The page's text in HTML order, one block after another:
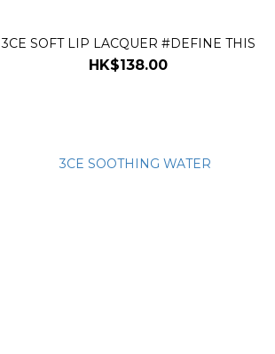
3CE SOFT LIP LACQUER #DEFINE THIS
HK$138.00